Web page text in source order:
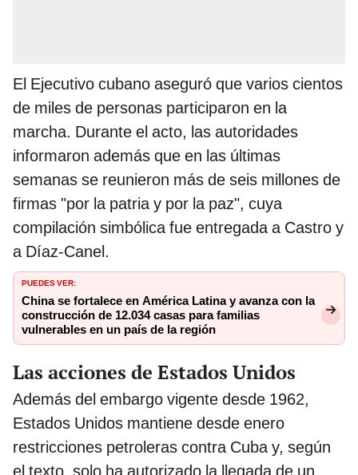
El Ejecutivo cubano aseguró que varios cientos
de miles de personas participaron en la
marcha. Durante el acto, las autoridades
informaron además que en las últimas
semanas se reunieron más de seis millones de
firmas "por la patria y por la paz", cuya
compilación simbólica fue entregada a Castro y
a Díaz-Canel.
PUEDES VER:
China se fortalece en América Latina y avanza con la
construcción de 12.034 casas para familias
vulnerables en un país de la región
Las acciones de Estados Unidos
Además del embargo vigente desde 1962,
Estados Unidos mantiene desde enero
restricciones petroleras contra Cuba y, según
el texto, solo ha autorizado la llegada de un